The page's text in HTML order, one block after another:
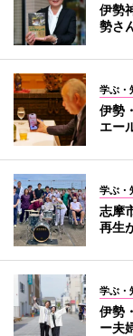
伊勢
勢さ
学ぶ・
伊勢
エー
学ぶ・
志摩
再生
学ぶ・
伊勢
ー夫